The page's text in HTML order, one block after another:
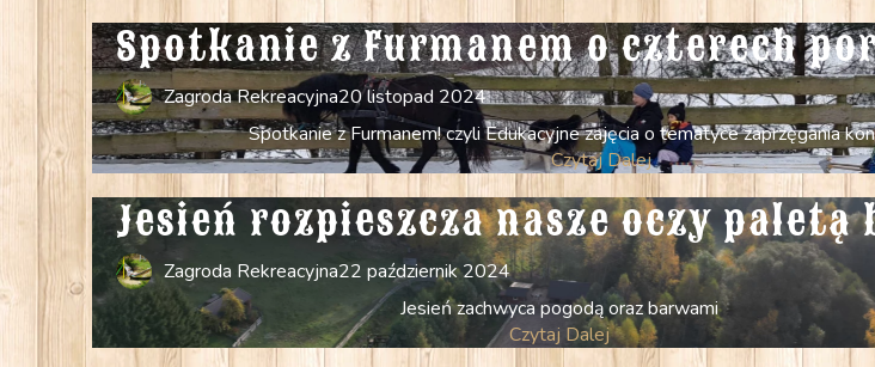
Spotkanie z Furmanem o czterech
Zagroda Rekreacyjna20 listopad 2024
Spotkanie z Furmanem! czyli Edukacyjne zajęcia o tematyce zaprzęgania
Czytaj Dalej
Jesień rozpieszcza nasze oczy paletą
Zagroda Rekreacyjna22 październik 2024
Jesień zachwyca pogodą oraz barwami
Czytaj Dalej